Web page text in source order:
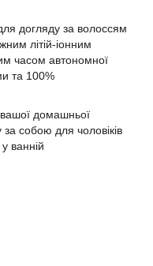
догляду за волоссям
літій-іонним
часом автономної
та 100%
домашньої
собою для чоловіків
ванній